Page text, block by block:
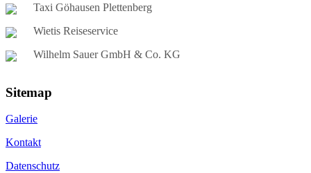
Taxi Göhausen Plettenberg
Wietis Reiseservice
Wilhelm Sauer GmbH & Co. KG
Sitemap
Galerie
Kontakt
Datenschutz